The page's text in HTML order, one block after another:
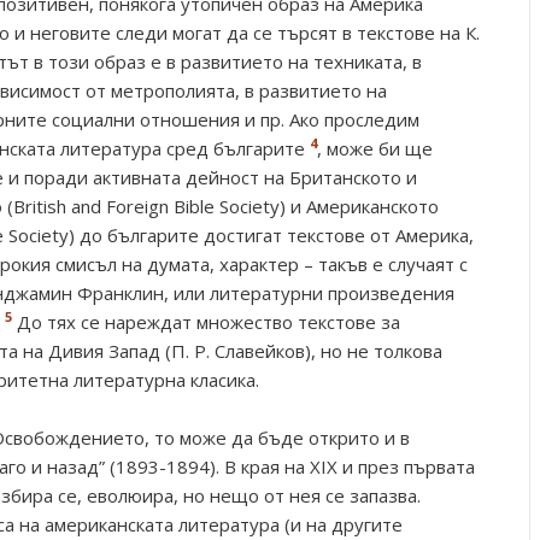
неговите следи могат да се търсят в текстове на К.
в този образ е в развитието на техниката, в
от метрополията, в развитието на
социални отношения и пр. Ако проследим
литература сред българите 4, може би ще
поради активната дейност на Британското и
and Foreign Bible Society) и Американското
до българите достигат текстове от Америка,
смисъл на думата, характер – такъв е случаят с
Франклин, или литературни произведения
5 До тях се нареждат множество текстове за
на Дивия Запад (П. Р. Славейков), но не толкова
литературна класика.
то може да бъде открито и в
и назад” (1893-1894). В края на ХIХ и през първата
се, еволюира, но нещо от нея се запазва.
на американската литература (и на другите